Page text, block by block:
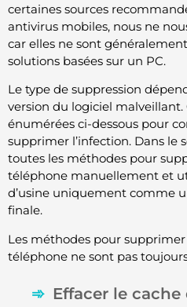
certaines sources
antivirus mobiles, nous ne
car elles ne sont
solutions basées sur un PC.
Le type de suppression
version du logiciel
énumérées ci-dessous pour
supprimer l’infection. Dans le
toutes les méthodes pour
téléphone manuellement et
d’usine uniquement comme
finale.
Les méthodes pour
téléphone ne sont pas
Effacer le